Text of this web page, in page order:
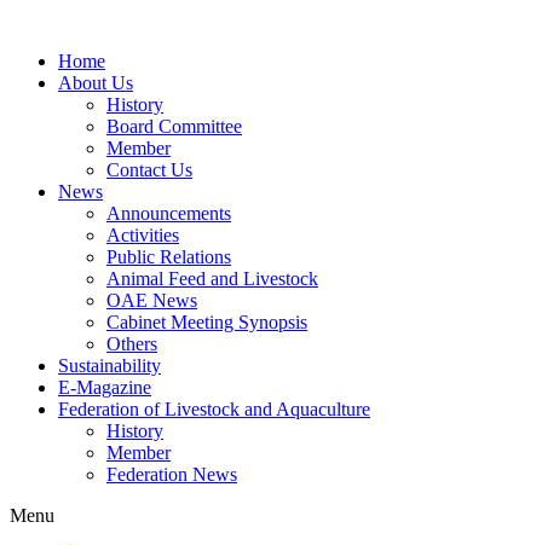
Home
About Us
History
Board Committee
Member
Contact Us
News
Announcements
Activities
Public Relations
Animal Feed and Livestock
OAE News
Cabinet Meeting Synopsis
Others
Sustainability
E-Magazine
Federation of Livestock and Aquaculture
History
Member
Federation News
Menu